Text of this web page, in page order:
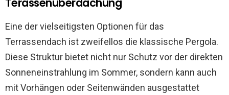
Terassenüberdachung
Eine der vielseitigsten Optionen für das
Terrassendach ist zweifellos die klassische Pergola.
Diese Struktur bietet nicht nur Schutz vor der direkten
Sonneneinstrahlung im Sommer, sondern kann auch
mit Vorhängen oder Seitenwänden ausgestattet